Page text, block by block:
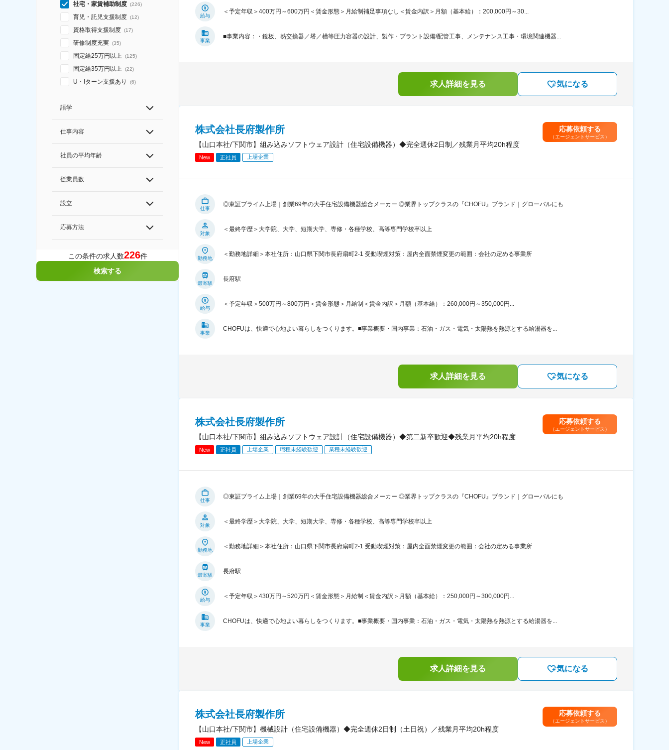
社宅・家賃補助制度 (226)
育児・託児支援制度 (12)
資格取得支援制度 (17)
研修制度充実 (35)
固定給25万円以上 (125)
固定給35万円以上 (22)
U・Iターン支援あり (6)
語学
仕事内容
社員の平均年齢
従業員数
設立
応募方法
この条件の求人数226件
検索する
給与
＜予定年収＞400万円～600万円＜賃金形態＞月給制補足事項なし＜賃金内訳＞月額（基本給）：200,000円～30...
事業
■事業内容：・鏡板、熱交換器／塔／槽等圧力容器の設計、製作・プラント設備/配管工事、メンテナンス工事・環境関連機器...
求人詳細を見る 気になる
株式会社長府製作所
【山口本社/下関市】組み込みソフトウェア設計（住宅設備機器）◆完全週休2日制／残業月平均20h程度
New 正社員 上場企業
応募依頼する
（エージェントサービス）
仕事
◎東証プライム上場｜創業69年の大手住宅設備機器総合メーカー ◎業界トップクラスの『CHOFU』ブランド｜グローバルにも
対象
＜最終学歴＞大学院、大学、短期大学、専修・各種学校、高等専門学校卒以上
勤務地
＜勤務地詳細＞本社住所：山口県下関市長府扇町2-1 受動喫煙対策：屋内全面禁煙変更の範囲：会社の定める事業所
最寄駅
長府駅
給与
＜予定年収＞500万円～800万円＜賃金形態＞月給制＜賃金内訳＞月額（基本給）：260,000円～350,000円...
事業
CHOFUは、快適で心地よい暮らしをつくります。■事業概要・国内事業：石油・ガス・電気・太陽熱を熱源とする給湯器を...
求人詳細を見る 気になる
株式会社長府製作所
【山口本社/下関市】組み込みソフトウェア設計（住宅設備機器）◆第二新卒歓迎◆残業月平均20h程度
New 正社員 上場企業 職種未経験歓迎 業種未経験歓迎
応募依頼する
（エージェントサービス）
仕事
◎東証プライム上場｜創業69年の大手住宅設備機器総合メーカー ◎業界トップクラスの『CHOFU』ブランド｜グローバルにも
対象
＜最終学歴＞大学院、大学、短期大学、専修・各種学校、高等専門学校卒以上
勤務地
＜勤務地詳細＞本社住所：山口県下関市長府扇町2-1 受動喫煙対策：屋内全面禁煙変更の範囲：会社の定める事業所
最寄駅
長府駅
給与
＜予定年収＞430万円～520万円＜賃金形態＞月給制＜賃金内訳＞月額（基本給）：250,000円～300,000円...
事業
CHOFUは、快適で心地よい暮らしをつくります。■事業概要・国内事業：石油・ガス・電気・太陽熱を熱源とする給湯器を...
求人詳細を見る 気になる
株式会社長府製作所
【山口本社/下関市】機械設計（住宅設備機器）◆完全週休2日制（土日祝）／残業月平均20h程度
New 正社員 上場企業
応募依頼する
（エージェントサービス）